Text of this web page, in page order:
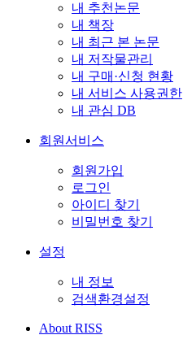
내 추천논문
내 책장
내 최근 본 논문
내 저작물관리
내 구매·신청 현황
내 서비스 사용권한
내 관심 DB
회원서비스
회원가입
로그인
아이디 찾기
비밀번호 찾기
설정
내 정보
검색환경설정
About RISS